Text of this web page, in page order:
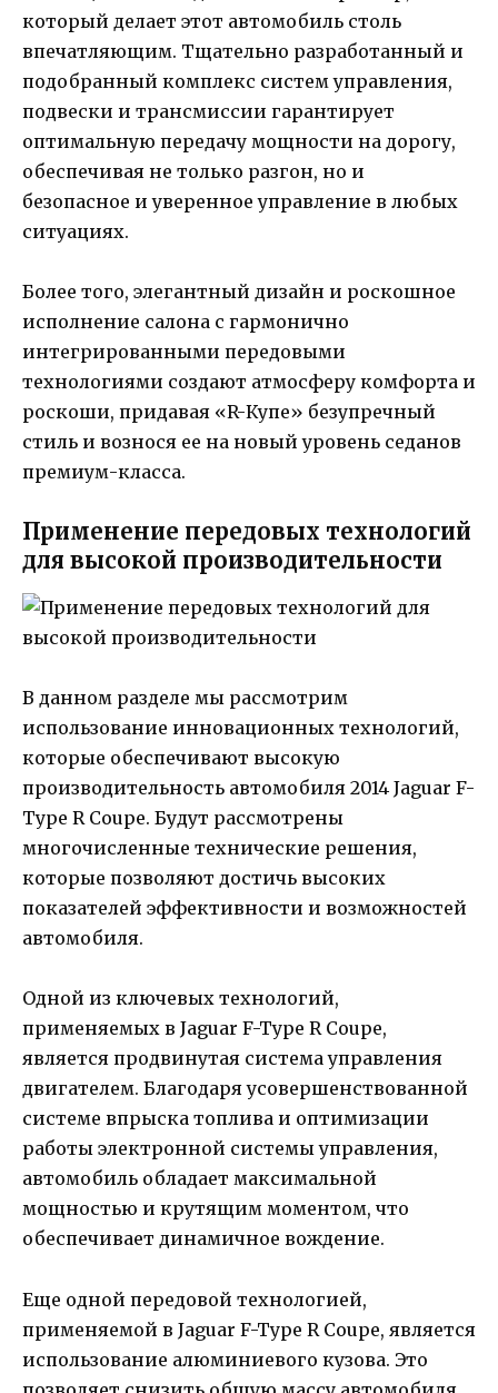
который делает этот автомобиль столь
впечатляющим. Тщательно разработанный и
подобранный комплекс систем управления,
подвески и трансмиссии гарантирует
оптимальную передачу мощности на дорогу,
обеспечивая не только разгон, но и
безопасное и уверенное управление в любых
ситуациях.
Более того, элегантный дизайн и роскошное
исполнение салона с гармонично
интегрированными передовыми
технологиями создают атмосферу комфорта и
роскоши, придавая «R-Купе» безупречный
стиль и вознося ее на новый уровень седанов
премиум-класса.
Применение передовых технологий
для высокой производительности
В данном разделе мы рассмотрим
использование инновационных технологий,
которые обеспечивают высокую
производительность автомобиля 2014 Jaguar F-
Type R Coupe. Будут рассмотрены
многочисленные технические решения,
которые позволяют достичь высоких
показателей эффективности и возможностей
автомобиля.
Одной из ключевых технологий,
применяемых в Jaguar F-Type R Coupe,
является продвинутая система управления
двигателем. Благодаря усовершенствованной
системе впрыска топлива и оптимизации
работы электронной системы управления,
автомобиль обладает максимальной
мощностью и крутящим моментом, что
обеспечивает динамичное вождение.
Еще одной передовой технологией,
применяемой в Jaguar F-Type R Coupe, является
использование алюминиевого кузова. Это